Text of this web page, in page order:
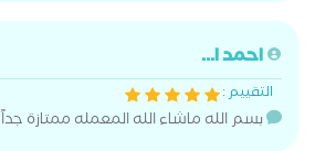
احمد ا...
التقييم :
بسم الله ماشاء الله المعمله ممتازة جداً